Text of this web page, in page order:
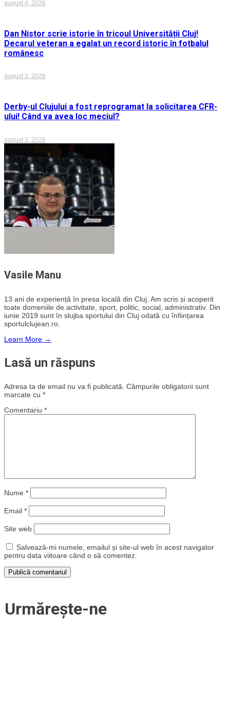
august 4, 2026
Dan Nistor scrie istorie în tricoul Universității Cluj!
Decarul veteran a egalat un record istoric în fotbalul
românesc
august 3, 2026
Derby-ul Clujului a fost reprogramat la solicitarea CFR-
ului! Când va avea loc meciul?
august 3, 2026
Vasile Manu
13 ani de experiență în presa locală din Cluj. Am scris și acoperit
toate domeniile de activitate, sport, politic, social, administrativ. Din
iunie 2019 sunt în slujba sportului din Cluj odată cu înființarea
sportulclujean.ro.
Learn More →
Lasă un răspuns
Adresa ta de email nu va fi publicată. Câmpurile obligatorii sunt
marcate cu *
Comentariu *
Nume *
Email *
Site web
Salvează-mi numele, emailul și site-ul web în acest navigator
pentru data viitoare când o să comentez.
Urmărește-ne